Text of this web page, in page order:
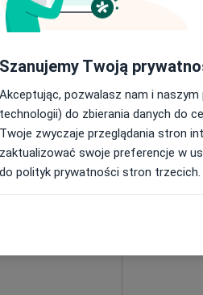
Mapa
220 zł
Bartkowiak-
7 Sie
Szanujemy Twoją
Akceptując, pozwalasz nam i
technologii) do zbierania danych do
Twoje zwyczaje przeglądania stron
zaktualizować swoje preferencje w
do polityk prywatności stron